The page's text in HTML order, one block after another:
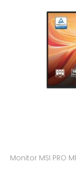
Monitor MSI PRO